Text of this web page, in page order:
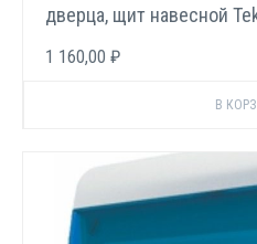
дверца, щит навесной
1 160,00 ₽